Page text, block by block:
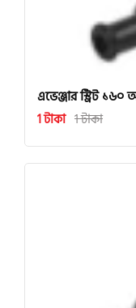
এভেঞ্জার স্ট্রিট ১৬০
1 টাকা 1 টাকা